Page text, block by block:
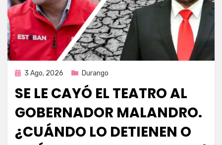
Publicada
3 Ago, 2026 Durango
SE LE CAYÓ EL TEATRO AL
GOBERNADOR MALANDRO.
¿CUÁNDO LO DETIENEN O